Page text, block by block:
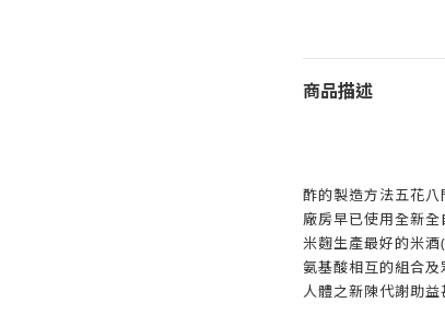
商品描述
酢的製造方法五花
廠房早已使用全新
米麴生產最好的米
氨基酸相互的組合
人體之新陳代謝助益